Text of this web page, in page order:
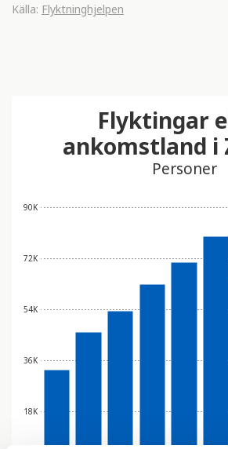
Källa: Flyktninghjelpen
18K
36K
54K
72K
90K
Flyktingar
ankomstland i
Personer